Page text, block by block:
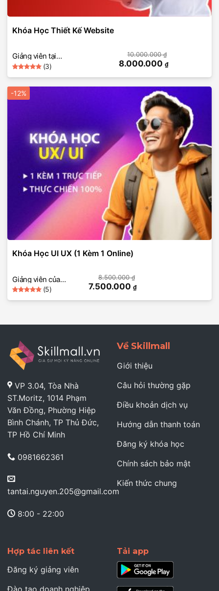
Khóa Học Thiết Kế Website
Giảng viên tại
SkillMall (Lập trình)
based on
customer
ratings
(3)
10.000.000₫
8.000.000 ₫
-12%
Khóa Học UI UX (1 Kèm 1 Online)
Giảng viên của
SkillMall
5
(5)
8.500.000₫
7.500.000 ₫
VP 3.04, Tòa Nhà
ST.Moritz, 1014 Phạm
Văn Đồng, Phường Hiệp
Bình Chánh, TP Thủ Đức,
TP Hồ Chí Minh
0981662361
tantai.nguyen.205@gmail.com
8:00 - 22:00
Về Skillmall
Giới thiệu
Câu hỏi thường gặp
Điều khoản dịch vụ
Hướng dẫn thanh toán
Đăng ký khóa học
Chính sách bảo mật
Kiến thức chung
Hợp tác liên kết
Đăng ký giảng viên
Đào tạo doanh nghiệp
Tải app